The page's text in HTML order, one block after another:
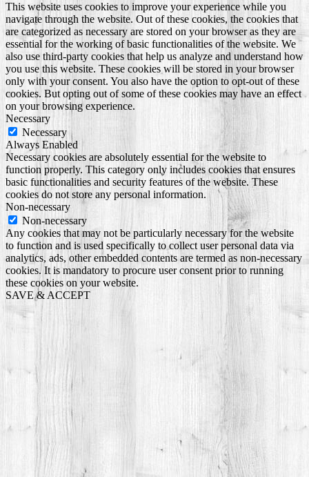
This website uses cookies to improve your experience while you
navigate through the website. Out of these cookies, the cookies that
are categorized as necessary are stored on your browser as they are
essential for the working of basic functionalities of the website. We
also use third-party cookies that help us analyze and understand how
you use this website. These cookies will be stored in your browser
only with your consent. You also have the option to opt-out of these
cookies. But opting out of some of these cookies may have an effect
on your browsing experience.
Necessary
Necessary
Always Enabled
Necessary cookies are absolutely essential for the website to
function properly. This category only includes cookies that ensures
basic functionalities and security features of the website. These
cookies do not store any personal information.
Non-necessary
Non-necessary
Any cookies that may not be particularly necessary for the website
to function and is used specifically to collect user personal data via
analytics, ads, other embedded contents are termed as non-necessary
cookies. It is mandatory to procure user consent prior to running
these cookies on your website.
SAVE & ACCEPT